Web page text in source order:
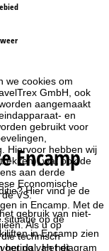
we cookies om
GmbH, ook
aangemaakt
en
gebruikt voor
Hiervoor hebben wij
wat ook de
aan derde
Economische
VS.
gebruik van niet-
Als u op
technisch
van het
Encamp
Hier vind je de
in Encamp. Met de
situatie op de
in Encamp zien
het dal. Het diagram